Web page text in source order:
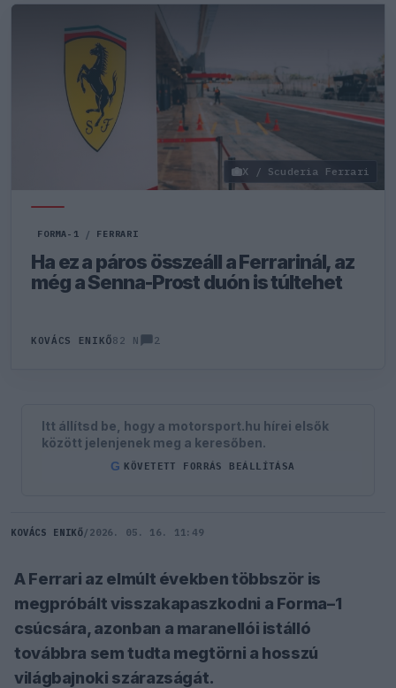
X / Scuderia Ferrari
FORMA-1 / FERRARI
Ha ez a páros összeáll a Ferrarinál, az
még a Senna-Prost duón is túltehet
KOVÁCS ENIKŐ82 N 2
Itt állítsd be, hogy a motorsport.hu hírei elsők
között jelenjenek meg a keresőben.
G KÖVETETT FORRÁS BEÁLLÍTÁSA
KOVÁCS ENIKŐ/ 2026. 05. 16. 11:49
A Ferrari az elmúlt években többször is
megpróbált visszakapaszkodni a Forma–1
csúcsára, azonban a maranellói istálló
továbbra sem tudta megtörni a hosszú
világbajnoki szárazságát.